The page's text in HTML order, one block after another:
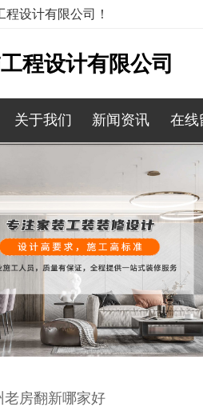
设计有限公司！
程设计有限公司
关于我们 新闻资讯 在线
老房翻新哪家好